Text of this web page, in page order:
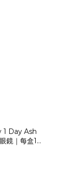
1 Day Ash
鏡｜每盒10